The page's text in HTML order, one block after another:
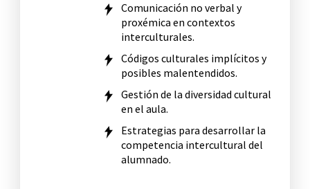
Comunicación no verbal y
proxémica en contextos
interculturales.
Códigos culturales implícitos y
posibles malentendidos.
Gestión de la diversidad cultural
en el aula.
Estrategias para desarrollar la
competencia intercultural del
alumnado.